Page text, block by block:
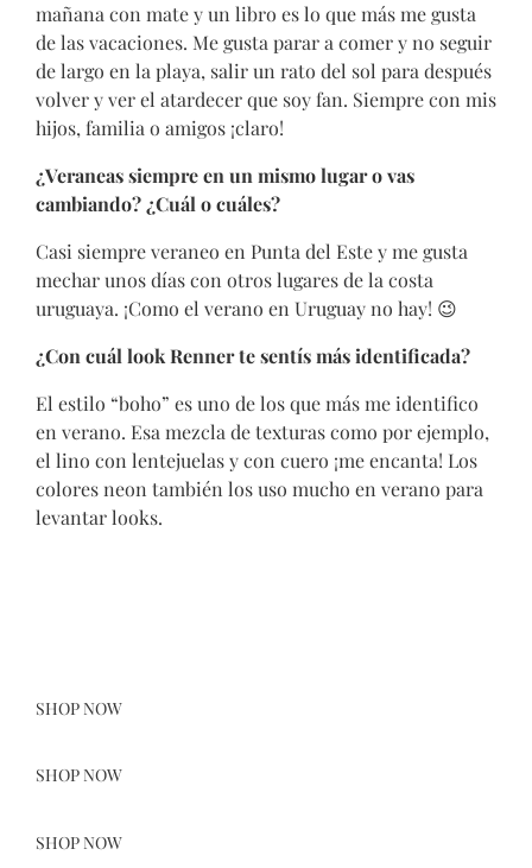
mañana con mate y un libro es lo que más me gusta
de las vacaciones. Me gusta parar a comer y no seguir
de largo en la playa, salir un rato del sol para después
volver y ver el atardecer que soy fan. Siempre con mis
hijos, familia o amigos ¡claro!
¿Veraneas siempre en un mismo lugar o vas
cambiando? ¿Cuál o cuáles?
Casi siempre veraneo en Punta del Este y me gusta
mechar unos días con otros lugares de la costa
uruguaya. ¡Como el verano en Uruguay no hay! 😉
¿Con cuál look Renner te sentís más identificada?
El estilo “boho” es uno de los que más me identifico
en verano. Esa mezcla de texturas como por ejemplo,
el lino con lentejuelas y con cuero ¡me encanta! Los
colores neon también los uso mucho en verano para
levantar looks.
SHOP NOW
SHOP NOW
SHOP NOW